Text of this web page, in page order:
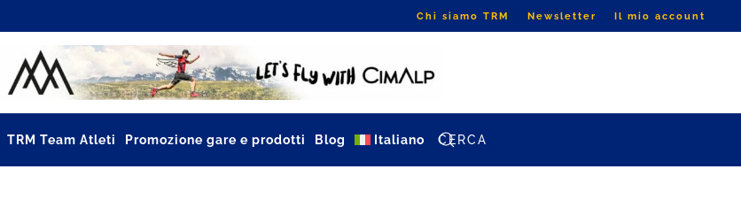
Chi siamo TRM Newsletter Il mio account
TRM Team Atleti Promozione gare e prodotti Blog Italiano